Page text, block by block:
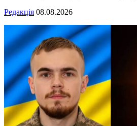
Редакція 08.08.2026